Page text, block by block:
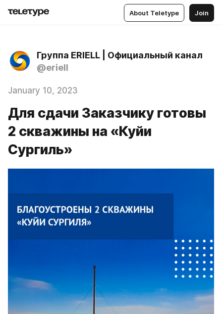
About Teletype Join
Группа ERIELL | Официальный канал
@eriell
January 10, 2023
Для сдачи Заказчику готовы
2 скважины на «Куйи
Сургиль»